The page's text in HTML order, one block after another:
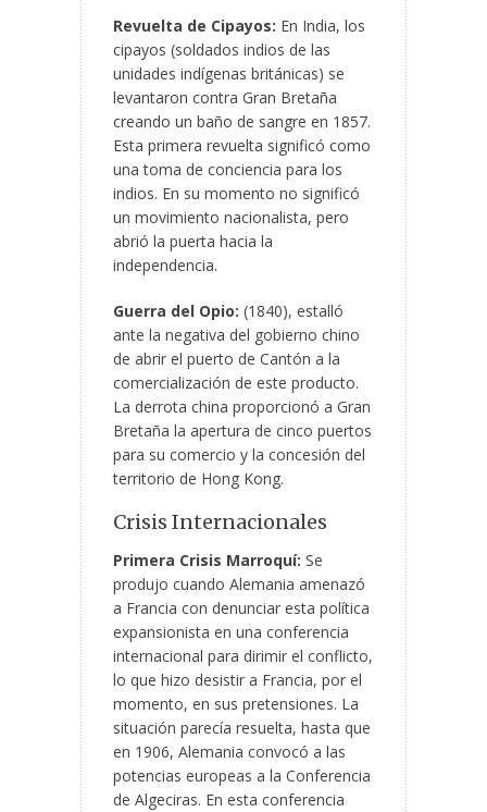
Revuelta de Cipayos: En India, los
cipayos (soldados indios de las
unidades indígenas británicas) se
levantaron contra Gran Bretaña
creando un baño de sangre en 1857.
Esta primera revuelta significó como
una toma de conciencia para los
indios. En su momento no significó
un movimiento nacionalista, pero
abrió la puerta hacia la
independencia.
Guerra del Opio: (1840), estalló
ante la negativa del gobierno chino
de abrir el puerto de Cantón a la
comercialización de este producto.
La derrota china proporcionó a Gran
Bretaña la apertura de cinco puertos
para su comercio y la concesión del
territorio de Hong Kong.
Crisis Internacionales
Primera Crisis Marroquí: Se
produjo cuando Alemania amenazó
a Francia con denunciar esta política
expansionista en una conferencia
internacional para dirimir el conflicto,
lo que hizo desistir a Francia, por el
momento, en sus pretensiones. La
situación parecía resuelta, hasta que
en 1906, Alemania convocó a las
potencias europeas a la Conferencia
de Algeciras. En esta conferencia